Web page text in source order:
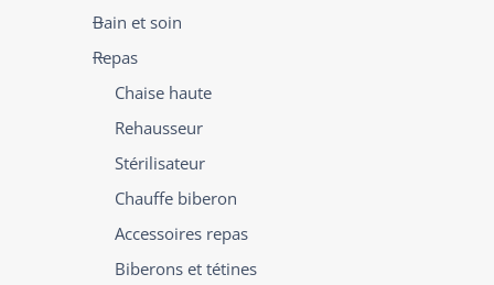
Bain et soin
Repas
Chaise haute
Rehausseur
Stérilisateur
Chauffe biberon
Accessoires repas
Biberons et tétines